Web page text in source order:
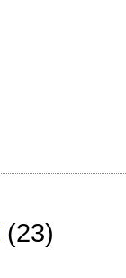
(23)